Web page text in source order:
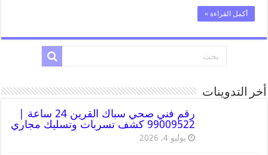
أكمل القراءة »
أخر التدوينات
رقم فني صحي سباك القرين 24 ساعة |
99009522 كشف تسربات وتسليك مجاري
يوليو 4, 2026